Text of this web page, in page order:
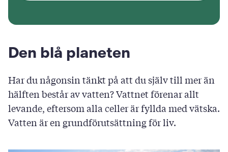
0/500
Svara
Den blå planeten
Har du någonsin tänkt på att du själv till mer än
hälften består av vatten? Vattnet förenar allt
levande, eftersom alla celler är fyllda med vätska.
Vatten är en grundförutsättning för liv.